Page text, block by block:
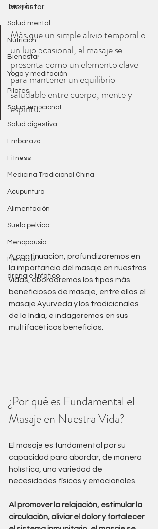
Terapia
Salud mental
Nutrición
Bienestar
Yoga y meditación
Pilates
Salud emocional
Salud digestiva
Embarazo
Fitness
Medicina Tradicional China
Acupuntura
Alimentación
Suelo pelvico
Menopausia
Ejercicio
drenaje linfatico
bienestar.
Más que un simple alivio temporal o
un lujo ocasional, el masaje se
presenta como un elemento clave
para mantener un equilibrio
saludable entre cuerpo, mente y
espíritu.
A continuación, profundizaremos en
la importancia del masaje en nuestras
vidas, abordaremos los tipos más
beneficiosos de masaje, entre ellos el
masaje Ayurveda y los tradicionales
de la India, e indagaremos en sus
multifacéticos beneficios.
¿Por qué es Fundamental el
Masaje en Nuestra Vida?
El masaje es fundamental por su
capacidad para abordar, de manera
holística, una variedad de
necesidades físicas y emocionales.
Al promover la relajación, estimular la
circulación, aliviar el dolor y fortalecer